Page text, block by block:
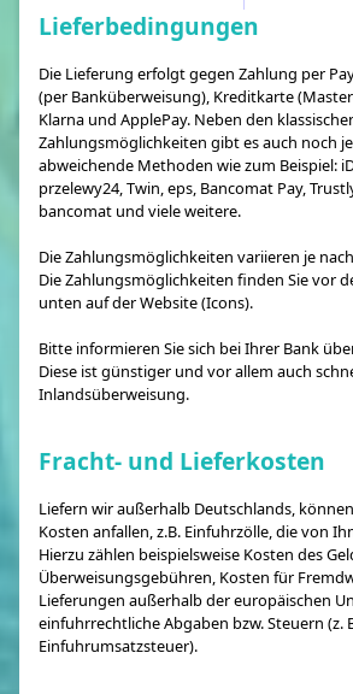
Lieferbedingungen
Die Lieferung erfolgt gegen Zahlung per
(per Banküberweisung), Kreditkarte
Klarna und ApplePay. Neben den
Zahlungsmöglichkeiten gibt es auch noch
abweichende Methoden wie zum Beispiel:
przelewy24, Twin, eps, Bancomat Pay,
bancomat und viele weitere.
Die Zahlungsmöglichkeiten variieren je
Die Zahlungsmöglichkeiten finden Sie vor
unten auf der Website (Icons).
Bitte informieren Sie sich bei Ihrer Bank
Diese ist günstiger und vor allem auch
Inlandsüberweisung.
Fracht- und Lieferkosten
Liefern wir außerhalb Deutschlands,
Kosten anfallen, z.B. Einfuhrzölle, die von
Hierzu zählen beispielsweise Kosten des
Überweisungsgebühren, Kosten für
Lieferungen außerhalb der europäischen
einfuhrrechtliche Abgaben bzw. Steuern (z.
Einfuhrumsatzsteuer).